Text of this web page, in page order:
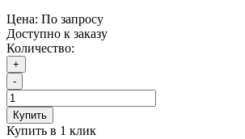
Цена: По запросу
Доступно к заказу
Количество:
+
-
Купить
Купить в 1 клик